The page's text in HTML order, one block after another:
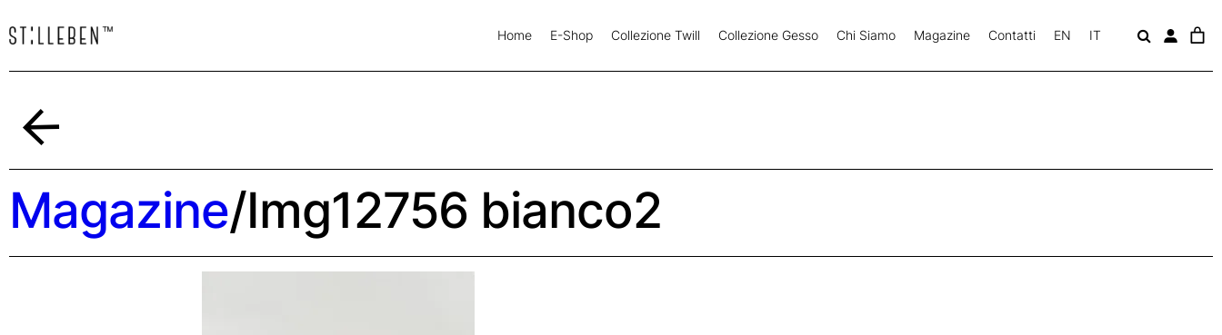
Home E-Shop Collezione Twill Collezione Gesso Chi Siamo Magazine Contatti EN IT
Magazine/Img12756 bianco2